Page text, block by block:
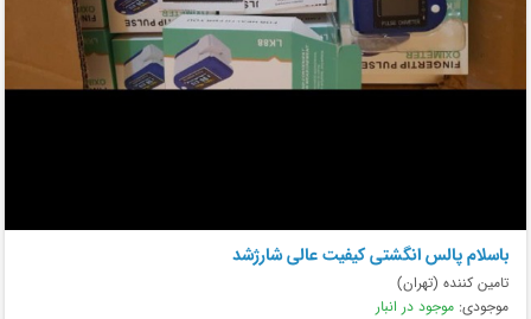
باسلام پالس انگشتی کیفیت عالی شارژشد
تامین کننده (تهران)
موجودی: موجود در انبار